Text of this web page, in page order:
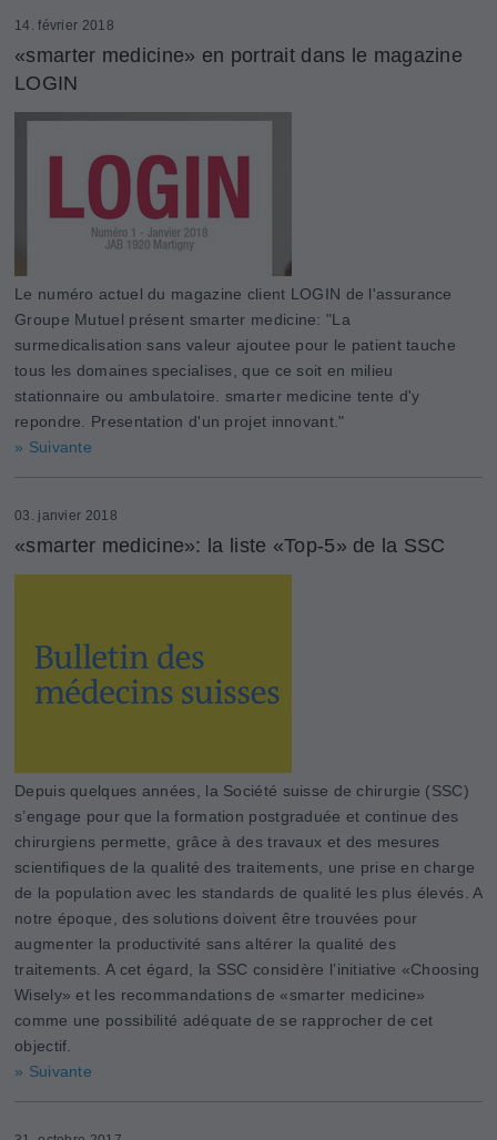
14. février 2018
«smarter medicine» en portrait dans le magazine
LOGIN
Le numéro actuel du magazine client LOGIN de l'assurance
Groupe Mutuel présent smarter medicine: "La
surmedicalisation sans valeur ajoutee pour le patient tauche
tous les domaines specialises, que ce soit en milieu
stationnaire ou ambulatoire. smarter medicine tente d'y
repondre. Presentation d'un projet innovant."
» Suivante
03. janvier 2018
«smarter medicine»: la liste «Top-5» de la SSC
Depuis quelques années, la Société suisse de chirurgie (SSC)
s’engage pour que la formation postgraduée et continue des
chirurgiens permette, grâce à des travaux et des mesures
scientifiques de la qualité des traitements, une prise en charge
de la population avec les standards de qualité les plus élevés. A
notre époque, des solutions doivent être trouvées pour
augmenter la productivité sans altérer la qualité des
traitements. A cet égard, la SSC considère l’initiative «Choosing
­Wisely» et les recommandations de «smarter medicine»
comme une possibilité adéquate de se rapprocher de cet
objectif.
» Suivante